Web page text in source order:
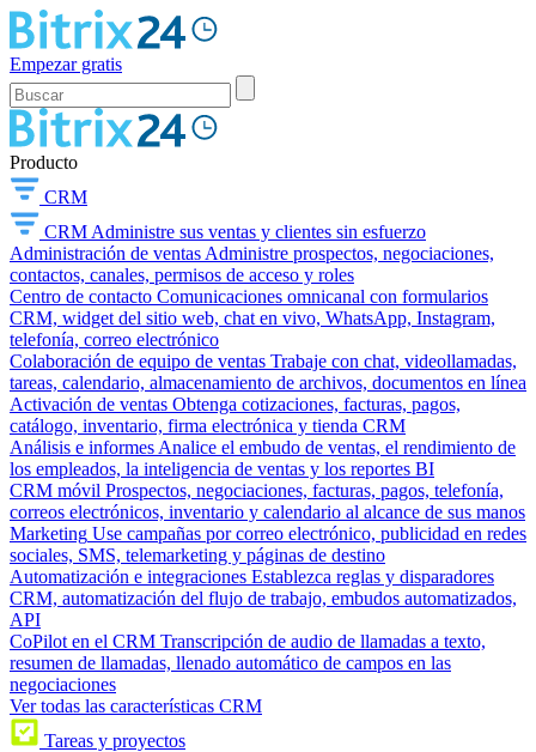
Empezar gratis
Producto
CRM
CRM Administre sus ventas y clientes sin esfuerzo
Administración de ventas Administre prospectos, negociaciones,
contactos, canales, permisos de acceso y roles
Centro de contacto Comunicaciones omnicanal con formularios
CRM, widget del sitio web, chat en vivo, WhatsApp, Instagram,
telefonía, correo electrónico
Colaboración de equipo de ventas Trabaje con chat, videollamadas,
tareas, calendario, almacenamiento de archivos, documentos en línea
Activación de ventas Obtenga cotizaciones, facturas, pagos,
catálogo, inventario, firma electrónica y tienda CRM
Análisis e informes Analice el embudo de ventas, el rendimiento de
los empleados, la inteligencia de ventas y los reportes BI
CRM móvil Prospectos, negociaciones, facturas, pagos, telefonía,
correos electrónicos, inventario y calendario al alcance de sus manos
Marketing Use campañas por correo electrónico, publicidad en redes
sociales, SMS, telemarketing y páginas de destino
Automatización e integraciones Establezca reglas y disparadores
CRM, automatización del flujo de trabajo, embudos automatizados,
API
CoPilot en el CRM Transcripción de audio de llamadas a texto,
resumen de llamadas, llenado automático de campos en las
negociaciones
Ver todas las características CRM
Tareas y proyectos